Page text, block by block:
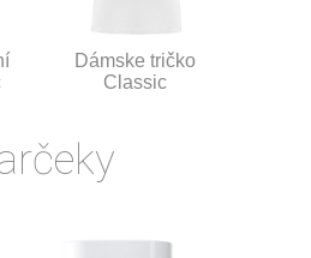
Dámske tričko
Classic